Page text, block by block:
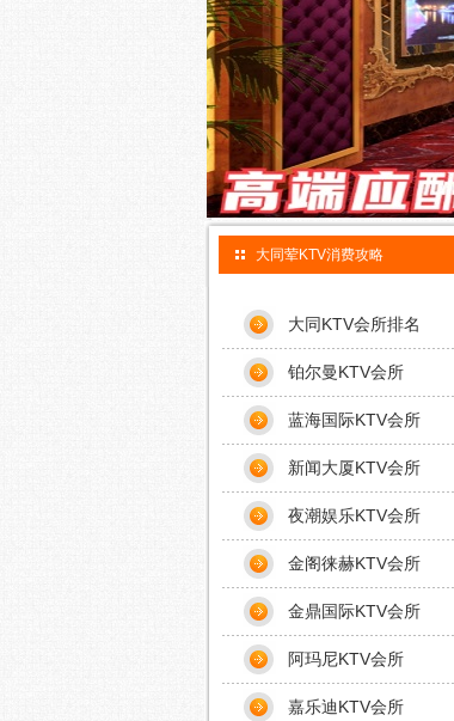
大同荤KTV消费攻略
大同KTV会所排名
铂尔曼KTV会所
蓝海国际KTV会所
新闻大厦KTV会所
夜潮娱乐KTV会所
金阁徕赫KTV会所
金鼎国际KTV会所
阿玛尼KTV会所
嘉乐迪KTV会所